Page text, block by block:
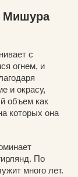
Мишура
с
огнем, и
и окрасу,
объем как
которых она
По
много лет.